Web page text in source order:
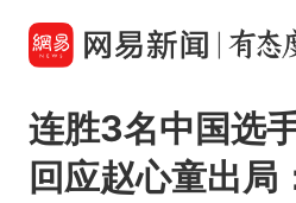
连胜3名中国选
回应赵心童出局